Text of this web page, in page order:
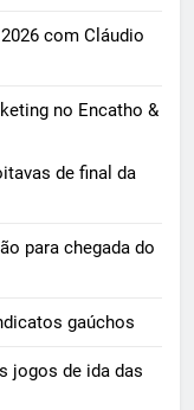
com Cláudio
no Encatho &
de final da
para chegada do
gaúchos
jogos de ida das